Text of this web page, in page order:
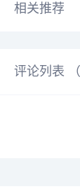
相关推荐
评论列表 （